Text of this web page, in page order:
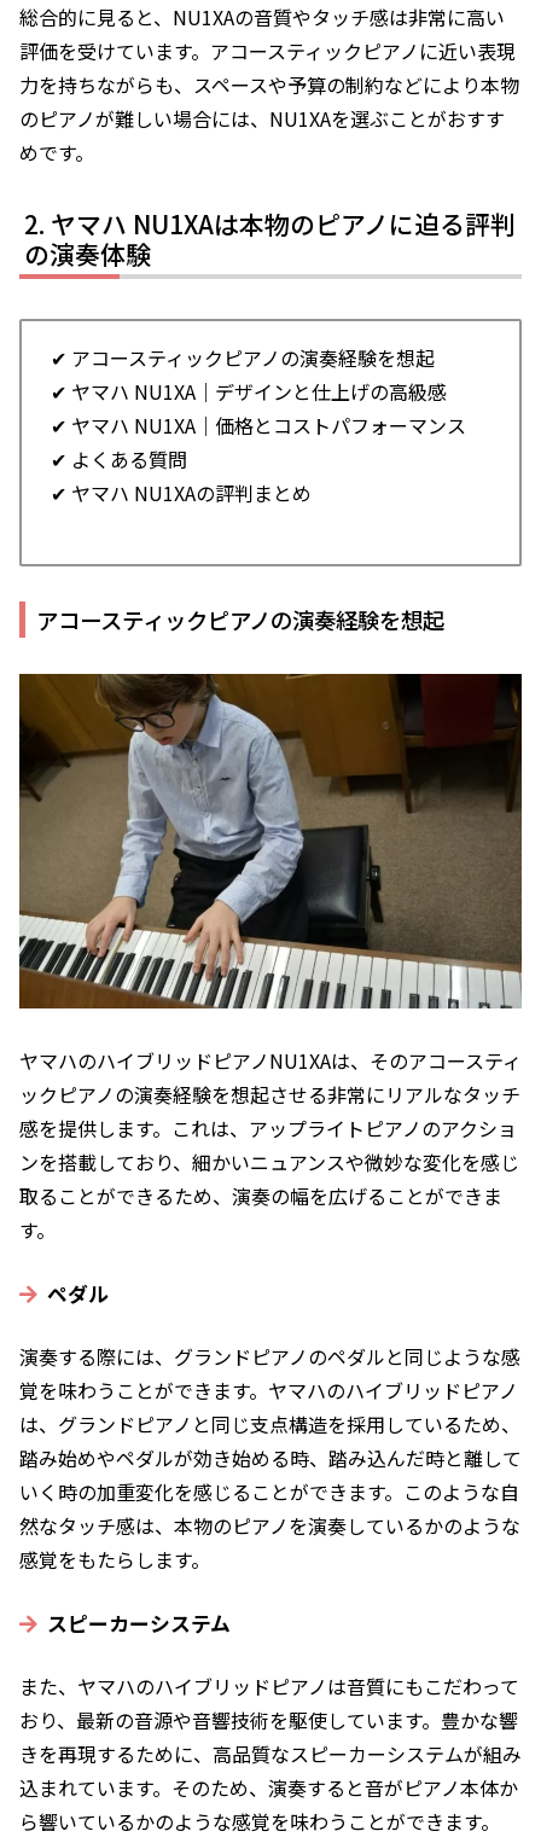
総合的に見ると、NU1XAの音質やタッチ感は非常に高い
評価を受けています。アコースティックピアノに近い表現
力を持ちながらも、スペースや予算の制約などにより本物
のピアノが難しい場合には、NU1XAを選ぶことがおすす
めです。
ヤマハ NU1XAは本物のピアノに迫る評判
の演奏体験
✔ アコースティックピアノの演奏経験を想起
✔ ヤマハ NU1XA｜デザインと仕上げの高級感
✔ ヤマハ NU1XA｜価格とコストパフォーマンス
✔ よくある質問
✔ ヤマハ NU1XAの評判まとめ
アコースティックピアノの演奏経験を想起
ヤマハのハイブリッドピアノNU1XAは、そのアコースティ
ックピアノの演奏経験を想起させる非常にリアルなタッチ
感を提供します。これは、アップライトピアノのアクショ
ンを搭載しており、細かいニュアンスや微妙な変化を感じ
取ることができるため、演奏の幅を広げることができま
す。
ペダル
演奏する際には、グランドピアノのペダルと同じような感
覚を味わうことができます。ヤマハのハイブリッドピアノ
は、グランドピアノと同じ支点構造を採用しているため、
踏み始めやペダルが効き始める時、踏み込んだ時と離して
いく時の加重変化を感じることができます。このような自
然なタッチ感は、本物のピアノを演奏しているかのような
感覚をもたらします。
スピーカーシステム
また、ヤマハのハイブリッドピアノは音質にもこだわって
おり、最新の音源や音響技術を駆使しています。豊かな響
きを再現するために、高品質なスピーカーシステムが組み
込まれています。そのため、演奏すると音がピアノ本体か
ら響いているかのような感覚を味わうことができます。